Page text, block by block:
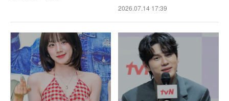
2026.07.14 17:39